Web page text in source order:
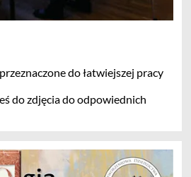
do łatwiejszej pracy
do zdjęcia do odpowiednich